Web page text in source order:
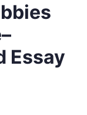
Essay